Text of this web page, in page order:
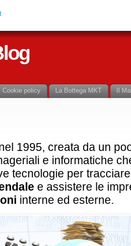
Cookie policy La Bottega MKT Il
1995, creata da un
e informatiche
tecnologie per
e assistere le
interne ed esterne.